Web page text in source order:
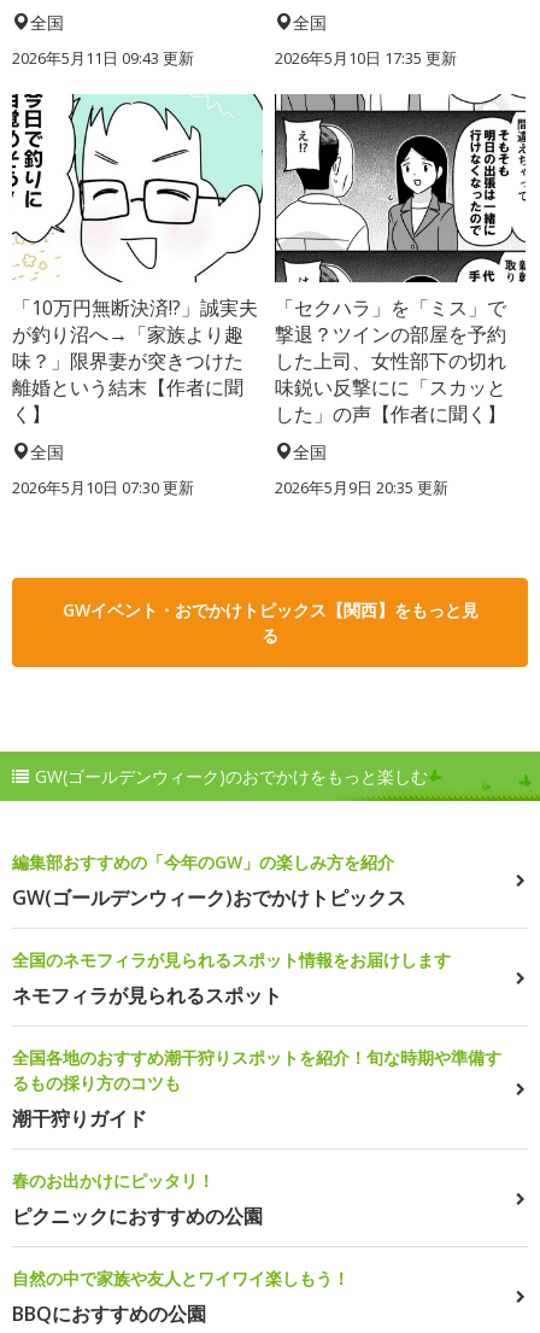
全国
2026年5月11日 09:43 更新
全国
2026年5月10日 17:35 更新
「10万円無断決済!?」誠実夫
が釣り沼へ→「家族より趣
味？」限界妻が突きつけた
離婚という結末【作者に聞
く】
全国
2026年5月10日 07:30 更新
「セクハラ」を「ミス」で
撃退？ツインの部屋を予約
した上司、女性部下の切れ
味鋭い反撃にに「スカッと
した」の声【作者に聞く】
全国
2026年5月9日 20:35 更新
GWイベント・おでかけトピックス【関西】をもっと見
る
GW(ゴールデンウィーク)のおでかけをもっと楽しむ
編集部おすすめの「今年のGW」の楽しみ方を紹介
GW(ゴールデンウィーク)おでかけトピックス
全国のネモフィラが見られるスポット情報をお届けします
ネモフィラが見られるスポット
全国各地のおすすめ潮干狩りスポットを紹介！旬な時期や準備す
るもの採り方のコツも
潮干狩りガイド
春のお出かけにピッタリ！
ピクニックにおすすめの公園
自然の中で家族や友人とワイワイ楽しもう！
BBQにおすすめの公園